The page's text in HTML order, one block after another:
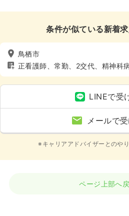
条件が似ている新着
鳥栖市
正看護師、常勤、2交代、精神科
LINEで受
メールで
※キャリアアドバイザーとのや
ページ上部へ